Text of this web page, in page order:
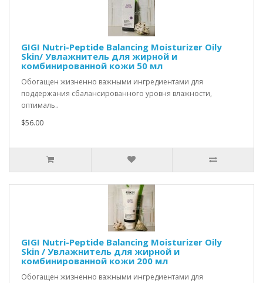
GIGI Nutri-Peptide Balancing Moisturizer Oily
Skin/ Увлажнитель для жирной и
комбинированной кожи 50 мл
Обогащен жизненно важными ингредиентами для
поддержания сбалансированного уровня влажности,
оптималь..
$56.00
GIGI Nutri-Peptide Balancing Moisturizer Oily
Skin / Увлажнитель для жирной и
комбинированной кожи 200 мл
Обогащен жизненно важными ингредиентами для